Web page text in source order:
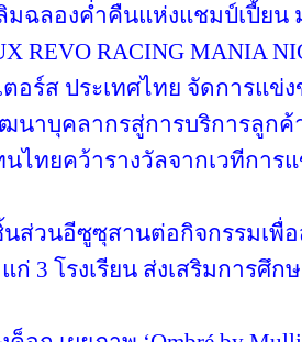
มฉลองค่ำคืนแห่งแชมป์เปี้ยน
REVO RACING MANIA
อร์ส ประเทศไทย จัดการแ
นาบุคลากรสู่การบริการลูก
ไทยคว้ารางวัลจากเวทีการ
ส่วนอีซูซุสานต่อกิจกรรมเพื่
ก่ 3 โรงเรียน ส่งเสริมการศึ